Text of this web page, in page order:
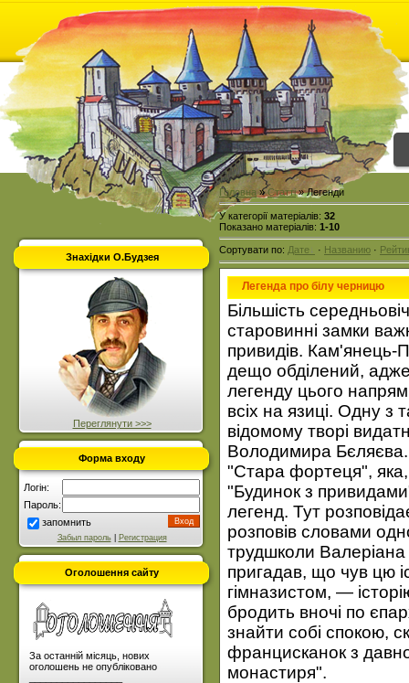
Знахідки О.Будзея
Переглянути >>>
Форма входу
Логін:
Пароль:
запомнить
Забыл пароль| Регистрация
Оголошення сайту
За останній місяць, нових
оголошень не опубліковано
Головна»Статті» Легенди
У категорії матеріалів: 32
Показано матеріалів: 1-10
Сортувати по: Дате · Названию ·
Легенда про білу черницю
Більшість
старовинні замки
привидів. Кам'янець-
дещо обділений, адже
легенду цього
всіх на язиці. Одну з
відомому творі
Володимира Бєляєва.
"Стара фортеця", яка,
"Будинок з
легенд. Тут
розповів словами
трудшколи
пригадав, що чув цю
гімназистом, —
бродить вночі по
знайти собі спокою,
францисканок з
монастиря".